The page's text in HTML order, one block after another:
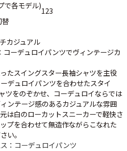
123
替
カジュアル
ーデュロイパンツでヴィンテージカ
たスイングスター長袖シャツを主役
デュロイパンツを合わせたスタイ
ツをのぞかせ、コーデュロイならでは
ンテージ感のあるカジュアルな雰囲
は白のローカットスニーカーで軽快さ
プを合わせて無造作ながらこなれた
い。
：コーデュロイパンツ